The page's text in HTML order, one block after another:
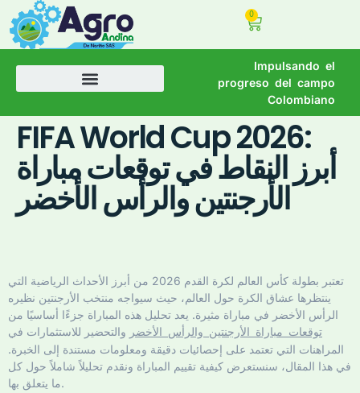
0
Impulsando el
progreso del campo
Colombiano
FIFA World Cup 2026:
أبرز النقاط في توقعات مباراة
الأرجنتين والرأس الأخضر
تعتبر بطولة كأس العالم لكرة القدم 2026 من أبرز الأحداث الرياضية التي
ينتظرها عشاق الكرة حول العالم، حيث سيواجه منتخب الأرجنتين نظيره
الرأس الأخضر في مباراة مثيرة. يعد تحليل هذه المباراة جزءًا أساسيًا من
توقعات مباراة الأرجنتين والرأس الأخضر والتحضير للاستثمارات في
المراهنات التي تعتمد على إحصائيات دقيقة ومعلومات مستندة إلى الخبرة.
في هذا المقال، سنستعرض كيفية تقييم المباراة ونقدم تحليلاً شاملاً حول كل
ما يتعلق بها.